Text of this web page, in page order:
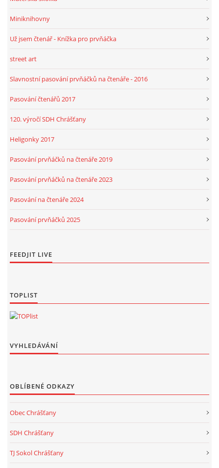
Nahoru ↑
Miniknihovny
Už jsem čtenář - Knížka pro prvňáčka
street art
Slavnostní pasování prvňáčků na čtenáře - 2016
Pasování čtenářů 2017
120. výročí SDH Chrášťany
Heligonky 2017
Pasování prvňáčků na čtenáře 2019
Pasování prvňáčků na čtenáře 2023
Pasování na čtenáře 2024
Pasování prvňáčků 2025
FEEDJIT LIVE
TOPLIST
VYHLEDÁVÁNÍ
OBLÍBENÉ ODKAZY
Obec Chrášťany
SDH Chrášťany
TJ Sokol Chrášťany